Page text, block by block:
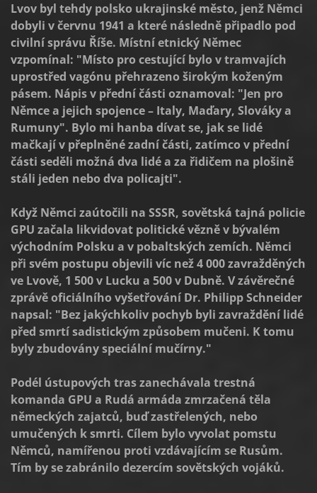
Lvov byl tehdy polsko ukrajinské město, jenž Němci
dobyli v červnu 1941 a které následně připadlo pod
civilní správu Říše. Místní etnický Němec
vzpomínal: "Místo pro cestující bylo v tramvajích
uprostřed vagónu přehrazeno širokým koženým
pásem. Nápis v přední části oznamoval: "Jen pro
Němce a jejich spojence – Italy, Maďary, Slováky a
Rumuny". Bylo mi hanba dívat se, jak se lidé
mačkají v přeplněné zadní části, zatímco v přední
části seděli možná dva lidé a za řidičem na plošině
stáli jeden nebo dva policajti".
Když Němci zaútočili na SSSR, sovětská tajná policie
GPU začala likvidovat politické vězně v bývalém
východním Polsku a v pobaltských zemích. Němci
při svém postupu objevili víc než 4 000 zavražděných
ve Lvově, 1 500 v Lucku a 500 v Dubně. V závěrečné
zprávě oficiálního vyšetřování Dr. Philipp Schneider
napsal: "Bez jakýchkoliv pochyb byli zavraždění lidé
před smrtí sadistickým způsobem mučeni. K tomu
byly zbudovány speciální mučírny."
Podél ústupových tras zanechávala trestná
komanda GPU a Rudá armáda zmrzačená těla
německých zajatců, buď zastřelených, nebo
umučených k smrti. Cílem bylo vyvolat pomstu
Němců, namířenou proti vzdávajícím se Rusům.
Tím by se zabránilo dezercím sovětských vojáků.